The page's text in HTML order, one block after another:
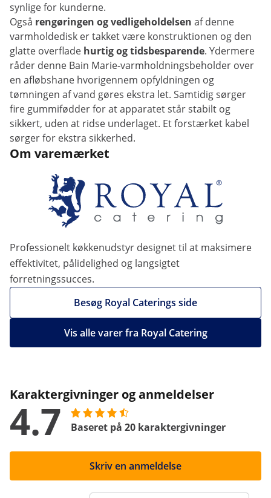
synlige for kunderne.
Også rengøringen og vedligeholdelsen af denne
varmholdedisk er takket være konstruktionen og den
glatte overflade hurtig og tidsbesparende. Ydermere
råder denne Bain Marie-varmholdningsbeholder over
en afløbshane hvorigennem opfyldningen og
tømningen af vand gøres ekstra let. Samtidig sørger
fire gummifødder for at apparatet står stabilt og
sikkert, uden at ridse underlaget. Et forstærket kabel
sørger for ekstra sikkerhed.
Om varemærket
Professionelt køkkenudstyr designet til at maksimere
effektivitet, pålidelighed og langsigtet
forretningssucces.
Besøg Royal Caterings side
Vis alle varer fra Royal Catering
Karaktergivninger og anmeldelser
4.7 Baseret på 20 karaktergivninger
Skriv en anmeldelse